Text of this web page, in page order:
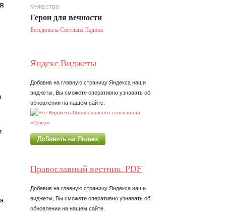
МУЖЕСТВО
Герои для вечности
Беседовала Светлана Ладина
Яндекс.Виджеты
Добавив на главную страницу Яндекса наши
виджеты, Вы сможете оперативно узнавать об
обновлении на нашем сайте.
Православный вестник. PDF
Добавив на главную страницу Яндекса наши
виджеты, Вы сможете оперативно узнавать об
обновлении на нашем сайте.